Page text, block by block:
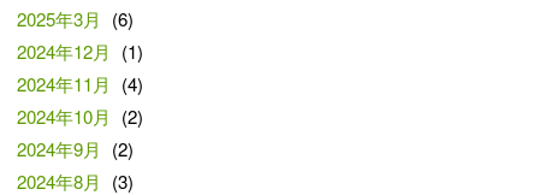
2025年3月
(6)
2024年12月
(1)
2024年11月
(4)
2024年10月
(2)
2024年9月
(2)
2024年8月
(3)